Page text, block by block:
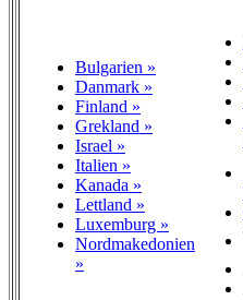
Bulgarien »
Danmark »
Finland »
Grekland »
Israel »
Italien »
Kanada »
Lettland »
Luxemburg »
Nordmakedonien
»